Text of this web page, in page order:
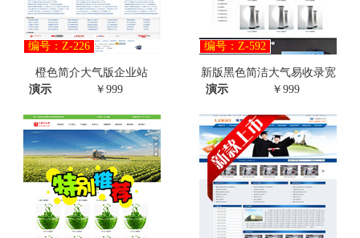
编号：Z-226
橙色简介大气版企业站
演示
￥999
编号：Z-592
新版黑色简洁大气易收录宽
演示
￥999